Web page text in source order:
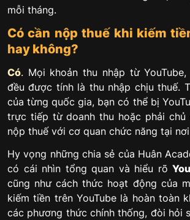
mỗi tháng.
Có cần nộp thuế khi kiếm
hay không?
Có. Mọi khoản thu nhập từ
đều được tính là thu nhập chịu thuế.
của từng quốc gia, bạn có thể bị
trực tiếp từ doanh thu hoặc phải chủ
nộp thuế với cơ quan chức năng tại
Hy vọng những chia sẻ của Huân
có cái nhìn tổng quan và hiểu rõ
cũng như cách thức hoạt động của
kiếm tiền trên YouTube là hoàn toàn
các phương thức chính thống, đòi hỏi